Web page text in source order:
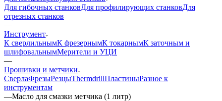
Для гибочных станковДля профилирующих станковДля
отрезных станков
—
Инструмент
К сверлильнымК фрезернымК токарнымК заточным и
шлифовальнымМерители и УЦИ
—
Прошивки и метчики
СверлаФрезыРезцыThermdrillПластиныРазное к
инструментам
—Масло для смазки метчика (1 литр)